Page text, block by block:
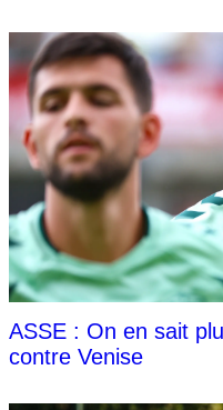
ASSE : On en sait
contre Venise